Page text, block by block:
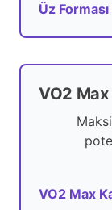
Üz
VO2
VO2 Max